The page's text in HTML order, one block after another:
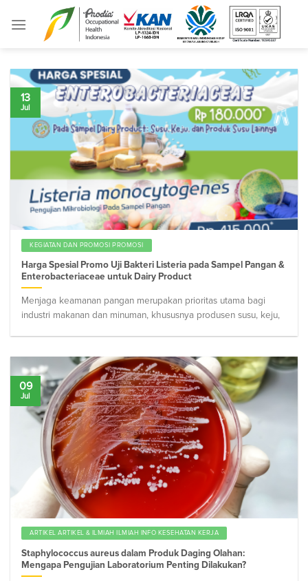
KEGIATAN DAN PROMOSI PROMOSI
Harga Spesial Promo Uji Bakteri Listeria pada Sampel Pangan &
Enterobacteriaceae untuk Dairy Product
Menjaga keamanan pangan merupakan prioritas utama bagi
industri makanan dan minuman, khususnya produsen susu, keju,
13
Jul
ARTIKEL ARTIKEL & ILMIAH ILMIAH INFO KESEHATAN KERJA
Staphylococcus aureus dalam Produk Daging Olahan:
Mengapa Pengujian Laboratorium Penting Dilakukan?
09
Jul